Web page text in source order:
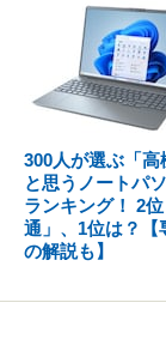
300人が選ぶ「高
と思うノートパソ
ランキング！ 2
通」、1位は？【
の解説も】